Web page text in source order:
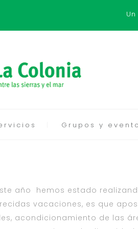
Grupos y
año hemos estado
vacaciones, es que
acondicionamiento de las